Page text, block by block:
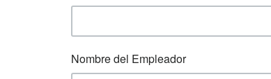
Nombre del Empleador